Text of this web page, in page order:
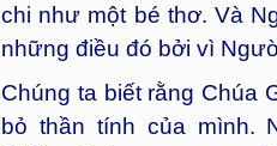
chi như một bé thơ. Và
những điều đó bởi vì
Chúng ta biết rằng Chúa
bỏ thần tính của mình.